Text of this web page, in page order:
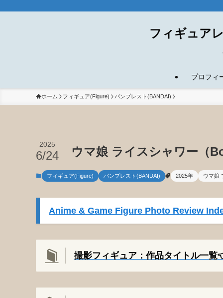
フィギュア
プロフィ
ホーム フィギュア(Figure) バンプレスト(BANDAI)
ウマ娘 ライスシャワー（
2025
6/24
フィギュア(Figure) バンプレスト(BANDAI) 2025年 ウマ娘
Anime & Game Figure Photo Review
撮影フィギュア：作品タイトル一覧